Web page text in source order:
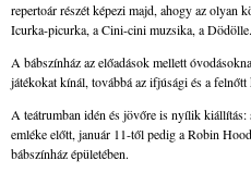
repertoár részét képezi majd, ahogy az olyan
Icurka-picurka, a Cini-cini muzsika, a Dödölle.
A bábszínház az előadások mellett
játékokat kínál, továbbá az ifjúsági és a
A teátrumban idén és jövőre is nyílik kiállítás:
emléke előtt, január 11-től pedig a Robin
bábszínház épületében.